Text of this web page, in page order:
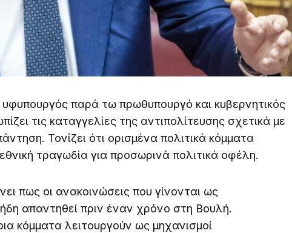
παρά τω πρωθυπουργό και κυβερνητικός
τις καταγγελίες της αντιπολίτευσης σχετικά με
Τονίζει ότι ορισμένα πολιτικά κόμματα
τραγωδία για προσωρινά πολιτικά οφέλη.
πως οι ανακοινώσεις που γίνονται ως
απαντηθεί πριν έναν χρόνο στη Βουλή.
κόμματα λειτουργούν ως μηχανισμοί